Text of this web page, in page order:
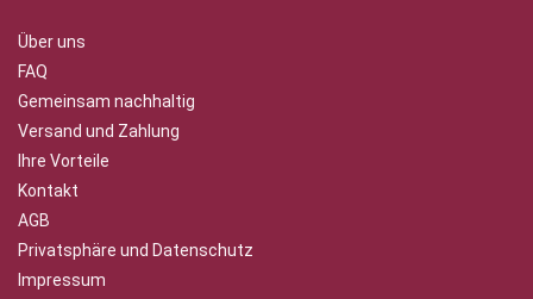
Über uns
FAQ
Gemeinsam nachhaltig
Versand und Zahlung
Ihre Vorteile
Kontakt
AGB
Privatsphäre und Datenschutz
Impressum